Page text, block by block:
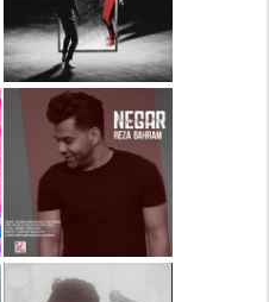
دانلود آلبوم جدید سیروان
خسروی بنام مونولوگ
دانلود آهنگ جدید رضا